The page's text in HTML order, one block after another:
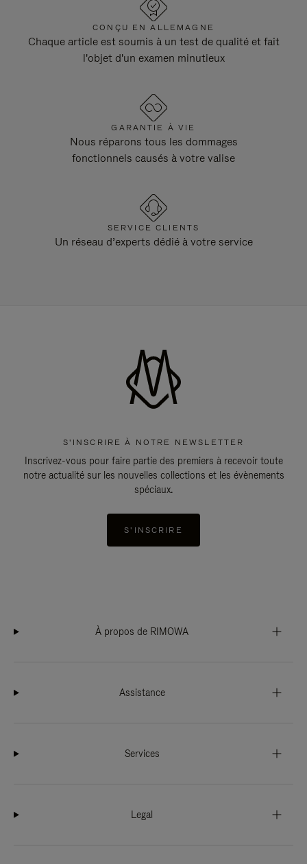
CONÇU EN ALLEMAGNE
Chaque article est soumis à un test de qualité et fait
l'objet d'un examen minutieux
GARANTIE À VIE
Nous réparons tous les dommages
fonctionnels causés à votre valise
SERVICE CLIENTS
Un réseau d’experts dédié à votre service
S'INSCRIRE À NOTRE NEWSLETTER
Inscrivez-vous pour faire partie des premiers à recevoir toute
notre actualité sur les nouvelles collections et les évènements
spéciaux.
S'INSCRIRE
À propos de RIMOWA
Assistance
Services
Legal